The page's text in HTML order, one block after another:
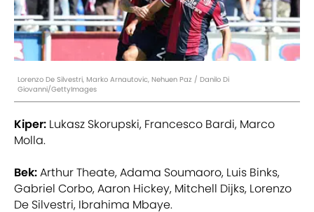
Lorenzo De Silvestri, Marko Arnautovic, Nehuen Paz / Danilo Di
Giovanni/GettyImages
Kiper: Lukasz Skorupski, Francesco Bardi, Marco
Molla.
Bek:Arthur Theate, Adama Soumaoro, Luis Binks,
Gabriel Corbo, Aaron Hickey, Mitchell Dijks, Lorenzo
De Silvestri, Ibrahima Mbaye.